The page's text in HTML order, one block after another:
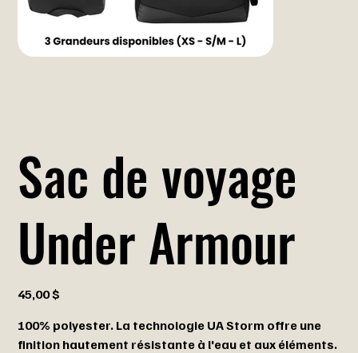
Sac de voyage
Under Armour
45,00 $
100% polyester. La technologie UA Storm offre une
finition hautement résistante à l'eau et aux éléments.